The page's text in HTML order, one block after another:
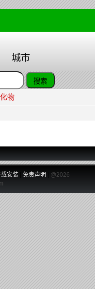
城市
物
安装| 免责声明
@2026